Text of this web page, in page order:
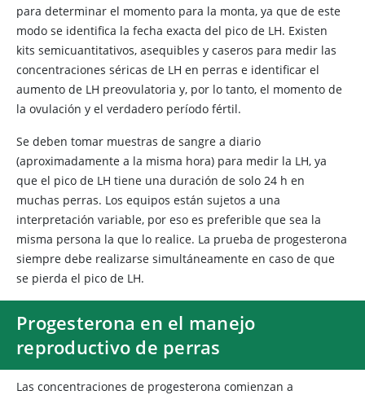
para determinar el momento para la monta, ya que de este
modo se identifica la fecha exacta del pico de LH. Existen
kits semicuantitativos, asequibles y caseros para medir las
concentraciones séricas de LH en perras e identificar el
aumento de LH preovulatoria y, por lo tanto, el momento de
la ovulación y el verdadero período fértil.
Se deben tomar muestras de sangre a diario
(aproximadamente a la misma hora) para medir la LH, ya
que el pico de LH tiene una duración de solo 24 h en
muchas perras. Los equipos están sujetos a una
interpretación variable, por eso es preferible que sea la
misma persona la que lo realice. La prueba de progesterona
siempre debe realizarse simultáneamente en caso de que
se pierda el pico de LH.
Progesterona en el manejo
reproductivo de perras
Las concentraciones de progesterona comienzan a